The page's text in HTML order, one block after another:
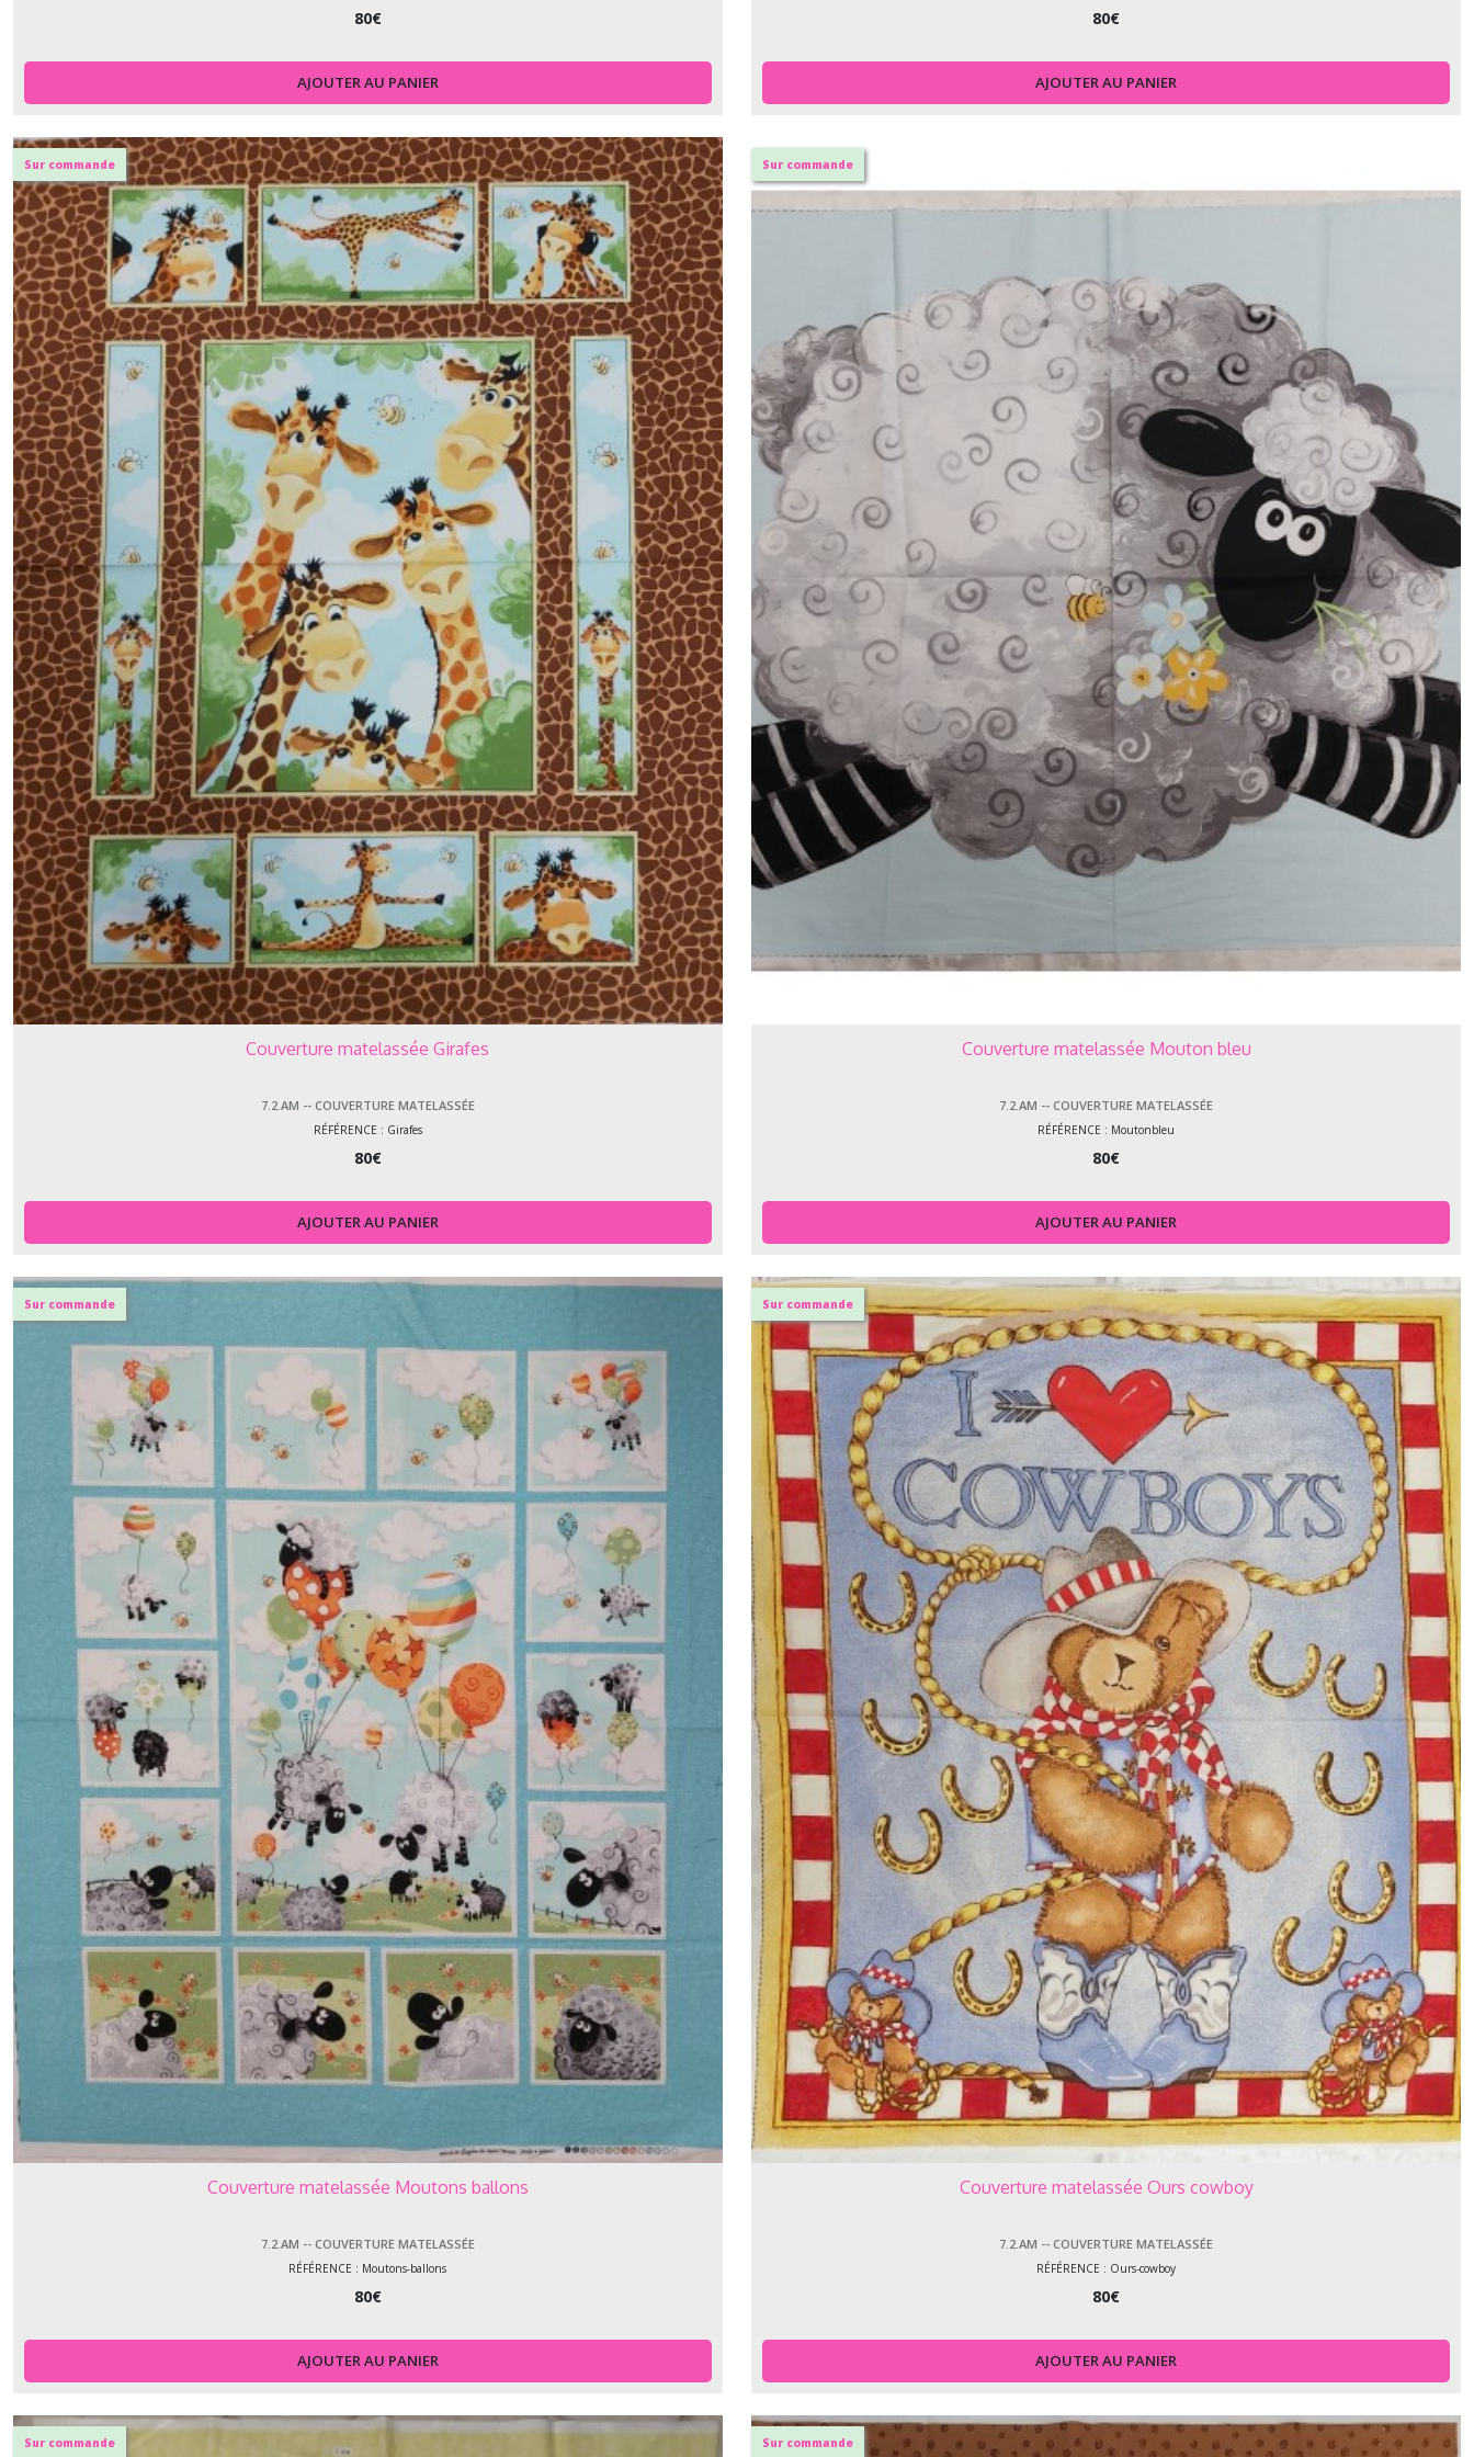
80€
AJOUTER AU PANIER
80€
AJOUTER AU PANIER
Sur commande
Couverture matelassée Girafes
7.2.AM -- COUVERTURE MATELASSÉE
RÉFÉRENCE : Girafes
80€
AJOUTER AU PANIER
Sur commande
Couverture matelassée Mouton bleu
7.2.AM -- COUVERTURE MATELASSÉE
RÉFÉRENCE : Moutonbleu
80€
AJOUTER AU PANIER
Sur commande
Couverture matelassée Moutons ballons
7.2.AM -- COUVERTURE MATELASSÉE
RÉFÉRENCE : Moutons-ballons
80€
AJOUTER AU PANIER
Sur commande
Couverture matelassée Ours cowboy
7.2.AM -- COUVERTURE MATELASSÉE
RÉFÉRENCE : Ours-cowboy
80€
AJOUTER AU PANIER
Sur commande Sur commande